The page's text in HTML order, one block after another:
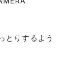
とりするよう